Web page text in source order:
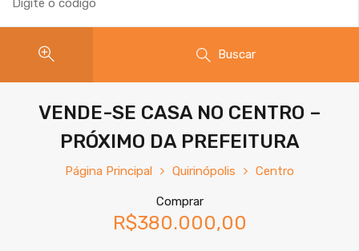
Buscar
VENDE-SE CASA NO CENTRO –
PRÓXIMO DA PREFEITURA
Página Principal Quirinópolis Centro
Comprar
R$380.000,00